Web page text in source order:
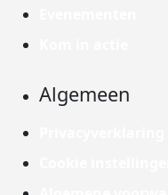
Algemeen